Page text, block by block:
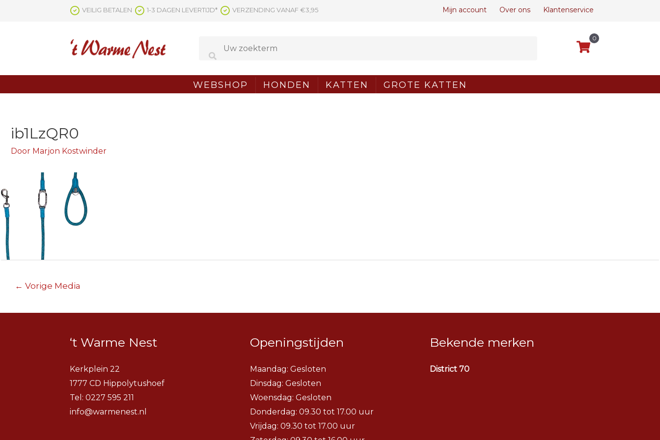
VEILIG BETALEN 1-3 DAGEN LEVERTIJD* VERZENDING VANAF €3,95 Mijn account Over ons Klantenservice
0
WEBSHOP HONDEN KATTEN GROTE KATTEN
ib1LzQR0
Door Marjon Kostwinder
Berichtnavigatie
← Vorige Media
‘t Warme Nest
Kerkplein 22
1777 CD Hippolytushoef
Tel: 0227 595 211
info@warmenest.nl
Openingstijden
Maandag: Gesloten
Dinsdag: Gesloten
Woensdag: Gesloten
Donderdag: 09.30 tot 17.00 uur
Vrijdag: 09.30 tot 17.00 uur
Bekende merken
District 70